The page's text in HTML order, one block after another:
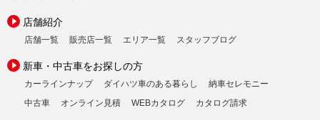
店舗紹介
店舗一覧 販売店一覧 エリア一覧 スタッフブログ
新車・中古車をお探しの方
カーラインナップ ダイハツ車のある暮らし
納車セレモニー
中古車
オンライン見積 WEBカタログ カタログ請求